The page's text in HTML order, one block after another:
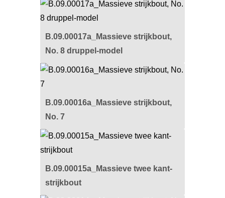
B.09.00017a_Massieve strijkbout,
No. 8 druppel-model
B.09.00016a_Massieve strijkbout,
No. 7
B.09.00015a_Massieve twee kant-
strijkbout